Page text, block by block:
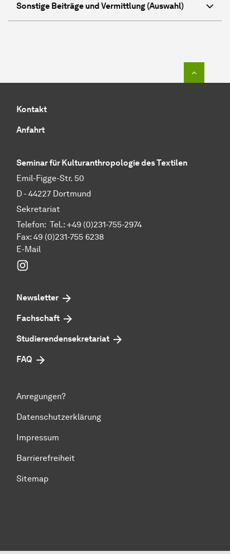
Sonstige Beiträge und Vermittlung (Auswahl)
Kontakt
Anfahrt
Seminar für Kulturanthropologie des Textilen
Emil-Figge-Str. 50
D - 44227 Dort­mund
Sekretariat
Telefon: Tel.: +49 (0)231-755-2974
Fax: 49 (0)231-755 6238
E-Mail
Newsletter
Fachschaft
Studierendensekretariat
FAQ
Anregungen?
Datenschutzerklärung
Impressum
Barrierefreiheit
Sitemap